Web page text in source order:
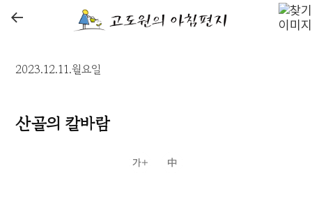
←
2023.12.11.월요일
산골의 칼바람